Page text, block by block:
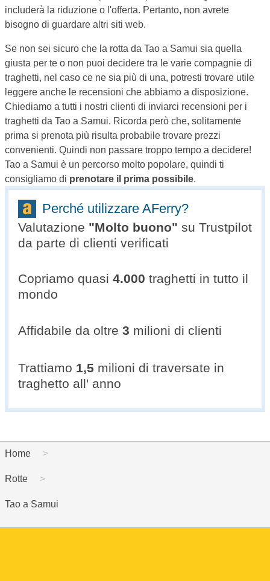
includerà la riduzione o l'offerta. Pertanto, non avrete
bisogno di guardare altri siti web.
Se non sei sicuro che la rotta da Tao a Samui sia quella
giusta per te o non puoi decidere tra le varie compagnie di
traghetti, nel caso ce ne sia più di una, potresti trovare utile
leggere anche le recensioni che abbiamo a disposizione.
Chiediamo a tutti i nostri clienti di inviarci recensioni per i
traghetti da Tao a Samui. Ricorda però che, solitamente
prima si prenota più risulta probabile trovare prezzi
convenienti. Quindi non passare troppo tempo a decidere!
Tao a Samui è un percorso molto popolare, quindi ti
consigliamo di prenotare il prima possibile.
Perché utilizzare AFerry?
Valutazione "Molto buono" su Trustpilot
da parte di clienti verificati
Copriamo quasi 4.000 traghetti in tutto il
mondo
Affidabile da oltre 3 milioni di clienti
Trattiamo 1,5 milioni di traversate in
traghetto all' anno
Home
Rotte
Tao a Samui